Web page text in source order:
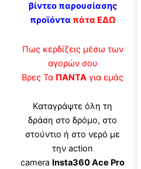
βίντεο παρουσίασης
προϊόντα πάτα ΕΔΩ
Πως κερδίζεις μέσω των
αγορών σου
Βρες Τα ΠΑΝΤΑ για εμάς
Καταγράψτε όλη τη
δράση στο δρόμο, στο
στούντιο ή στο νερό με
την action
camera Insta360 Ace Pro